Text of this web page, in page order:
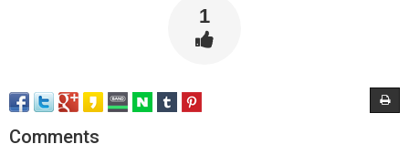
1
Comments